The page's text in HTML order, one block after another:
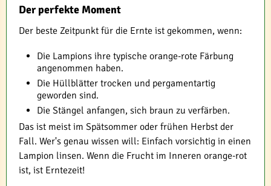
Der perfekte Moment
Der beste Zeitpunkt für die Ernte ist gekommen, wenn:
Die Lampions ihre typische orange-rote Färbung
angenommen haben.
Die Hüllblätter trocken und pergamentartig
geworden sind.
Die Stängel anfangen, sich braun zu verfärben.
Das ist meist im Spätsommer oder frühen Herbst der
Fall. Wer's genau wissen will: Einfach vorsichtig in einen
Lampion linsen. Wenn die Frucht im Inneren orange-rot
ist, ist Erntezeit!